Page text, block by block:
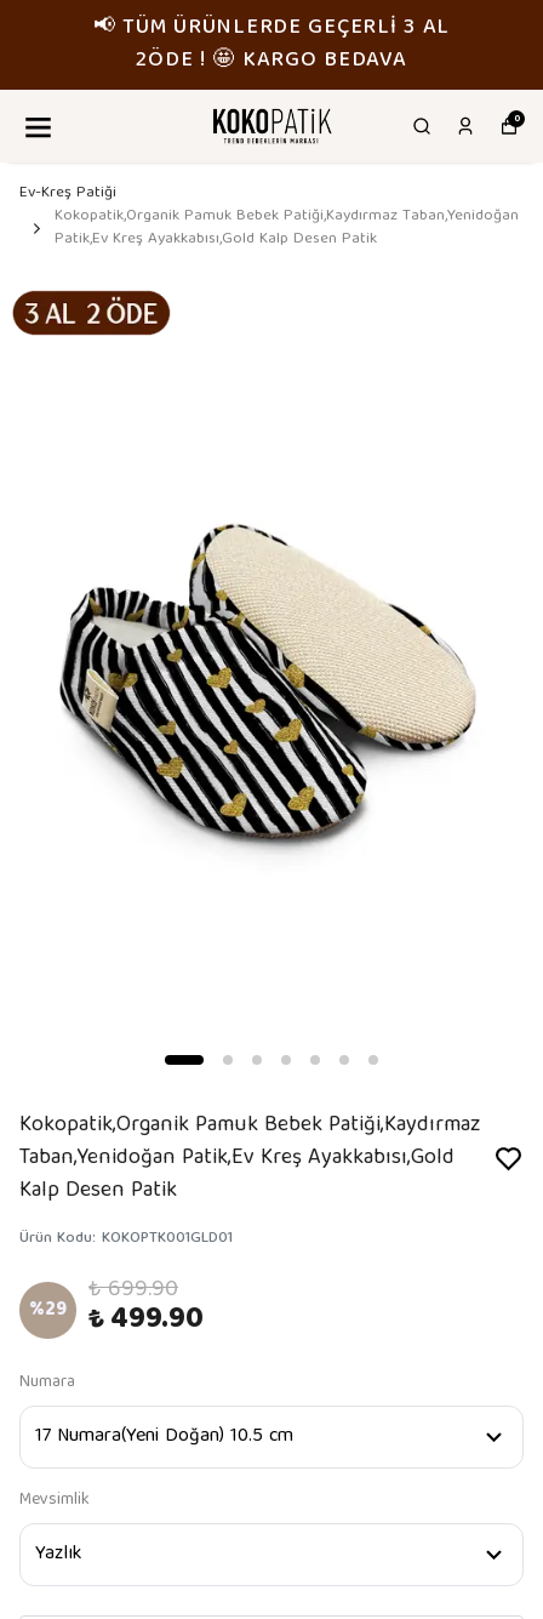
📢 TÜM ÜRÜNLERDE GEÇERLİ 3 AL
2ÖDE ! 🤩 KARGO BEDAVA
0
Ev-Kreş Patiği
Kokopatik,Organik Pamuk Bebek Patiği,Kaydırmaz Taban,Yenidoğan
Patik,Ev Kreş Ayakkabısı,Gold Kalp Desen Patik
Kokopatik,Organik Pamuk Bebek Patiği,Kaydırmaz
Taban,Yenidoğan Patik,Ev Kreş Ayakkabısı,Gold
Kalp Desen Patik
Ürün Kodu: KOKOPTK001GLD01
%29 ₺ 699.90
₺ 499.90
Numara
Mevsimlik